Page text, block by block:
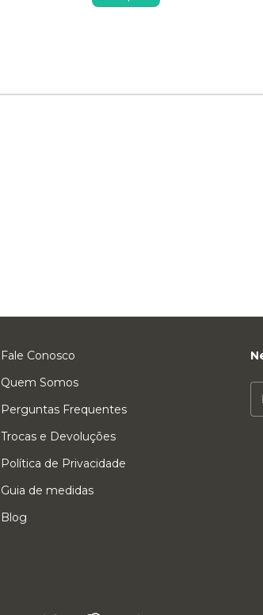
Fale Conosco
Quem Somos
Perguntas Frequentes
Trocas e Devoluções
Política de Privacidade
Guia de medidas
Blog